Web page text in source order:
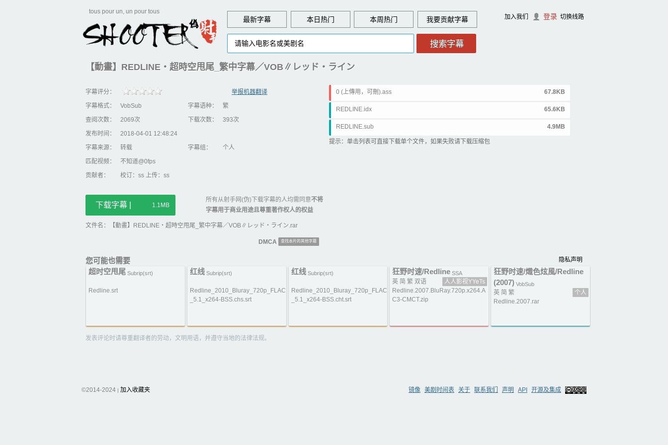
tous pour un, un pour tous
最新字幕 本日热门 本周热门 贡献字幕 加入我们 登录 切换线路
【動畫】REDLINE‧超時空甩尾_繁中字幕／VOB∥レッド‧ライン
字幕评分：
举报机器翻译
字幕格式：
VobSub 字幕语种：
繁
查阅次数：
2069次 下载次数：
393次
发布时间：
2018-04-01 12:48:24
字幕来源：
转载 字幕组：
个人
匹配视频：
不知道@0fps
贡献者：
校订：ss 上传：ss
下载字幕 | 1.1MB
所有从射手网(伪)下载字幕的人均需同意不将
字幕用于商业用途且尊重著作权人的权益
文件名：【動畫】REDLINE‧超時空甩尾_繁中字幕／VOB∥レッド‧ライン.rar
0 (上傳用，可刪).ass 67.8KB
REDLINE.idx 65.6KB
REDLINE.sub 4.9MB
提示：单击列表可直接下载单个文件，如果失败请下载压缩包
DMCA 查找本片的其他字幕
您可能也需要 隐私声明
超时空甩尾 Subrip(srt)
Redline.srt
红线 Subrip(srt)
Redline_2010_Bluray_720p_FLAC
_5.1_x264-BSS.chs.srt
红线 Subrip(srt)
Redline_2010_Bluray_720p_FLAC
_5.1_x264-BSS.cht.srt
狂野时速/Redline SSA
英 简 繁 双语
人人影视YYeTs
Redline.2007.BluRay.720p.x264.A
C3-CMCT.zip
狂野时速/熾色炫風/Redline
(2007) VobSub
英 简 繁
个人
Redline.2007.rar
发表评论时请尊重翻译者的劳动，文明用语，并遵守当地的法律法规。
©2014-2024 | 加入收藏夹 镜像 美剧时间表 关于 联系我们 声明 API 开源及集成